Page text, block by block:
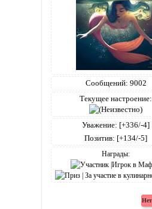
Сообщений: 9002
Текущее настроение:
Уважение: [+336/-4]
Позитив: [+134/-5]
Награды: